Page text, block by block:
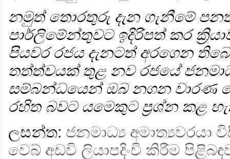
නමුත් තොරතුරු දැන ගැනීමේ
පාර්ලිමේන්තුවට ඉදිරිපත් කර
පියවර රජය දැනටත් අරගෙන
තත්ත්වයක් තුළ නව රජයේ
සම්බන්ධයෙන් ඔබ නගන වාරණ
රහිත බවට යමෙකුට ප්‍රශ්න කළ
ලසන්ත: ජනමාධ්‍ය අමාත්‍යවරයා
වෙබ් අඩවි ලියාපදිංචි කිරීම